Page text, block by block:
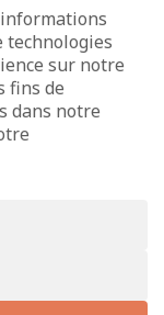
technologies
sur notre
fins de
dans notre